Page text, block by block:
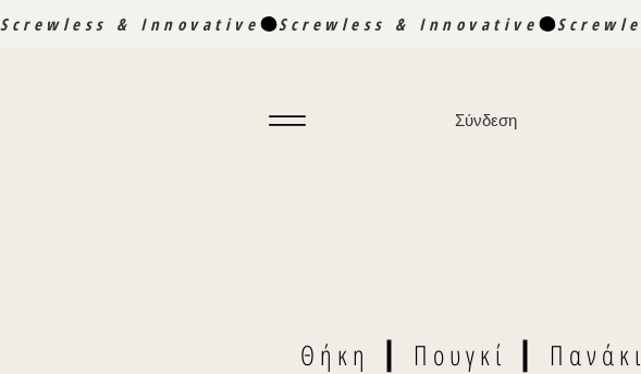
Screwless & Innovative
Σύνδεση
Θήκη ┃ Πουγκί ┃ Πανάκι